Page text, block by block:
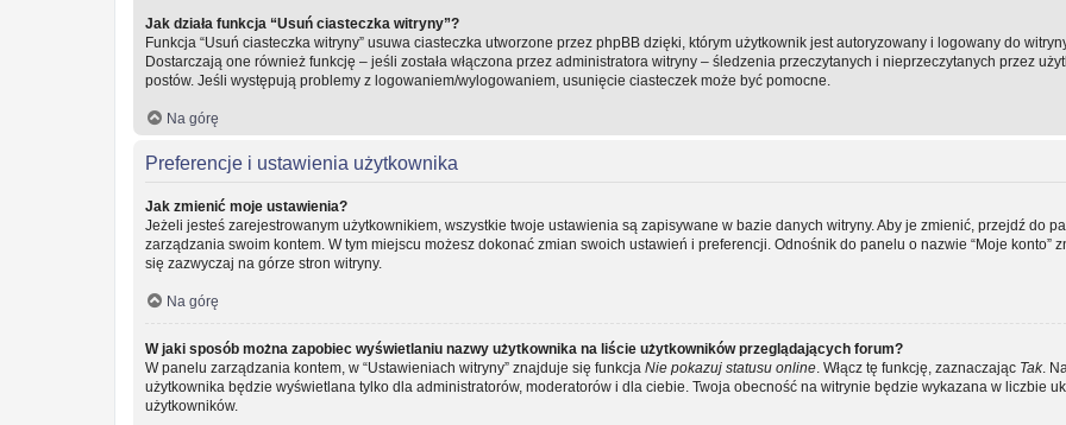
Jak działa funkcja “Usuń ciasteczka witryny”?
Funkcja “Usuń ciasteczka witryny” usuwa ciasteczka utworzone przez phpBB dzięki, którym użytkownik jest autoryzowany i logowany do
Dostarczają one również funkcję – jeśli została włączona przez administratora witryny – śledzenia przeczytanych i nieprzeczytanych przez
postów. Jeśli występują problemy z logowaniem/wylogowaniem, usunięcie ciasteczek może być pomocne.
Na górę
Preferencje i ustawienia użytkownika
Jak zmienić moje ustawienia?
Jeżeli jesteś zarejestrowanym użytkownikiem, wszystkie twoje ustawienia są zapisywane w bazie danych witryny. Aby je zmienić, przejdź do
zarządzania swoim kontem. W tym miejscu możesz dokonać zmian swoich ustawień i preferencji. Odnośnik do panelu o nazwie “Moje konto”
się zazwyczaj na górze stron witryny.
Na górę
W jaki sposób można zapobiec wyświetlaniu nazwy użytkownika na liście użytkowników przeglądających forum?
W panelu zarządzania kontem, w “Ustawieniach witryny” znajduje się funkcja Nie pokazuj statusu online . Włącz tę funkcję, zaznaczając Tak.
użytkownika będzie wyświetlana tylko dla administratorów, moderatorów i dla ciebie. Twoja obecność na witrynie będzie wykazana w liczbie
użytkowników.